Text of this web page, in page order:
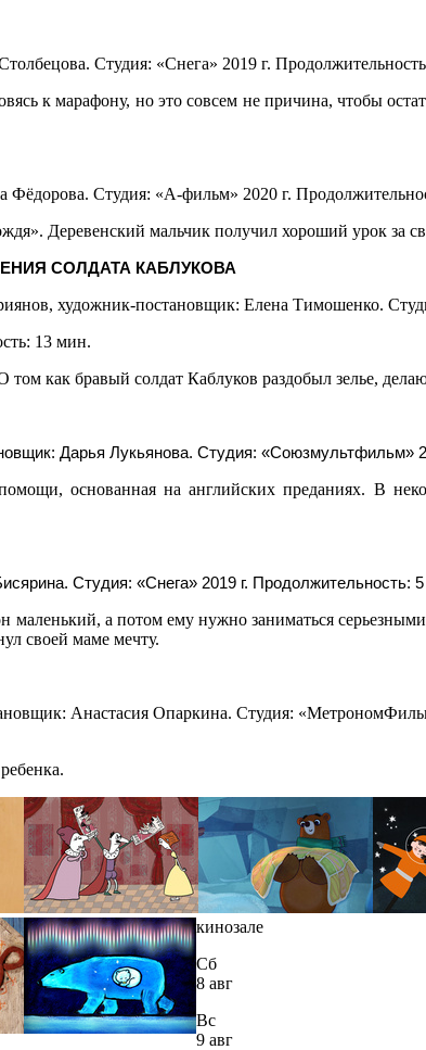
Студия: «Снега» 2019 г.
к марафону, но это совсем не причина, чтобы
Студия: «А-фильм» 2020 г.
Деревенский мальчик получил хороший урок за
СОЛДАТА КАБЛУКОВА
художник-постановщик: Елена Тимошенко.
13 мин.
как бравый солдат Каблуков раздобыл зелье,
Дарья Лукьянова. Студия: «Союзмультфильм»
основанная на английских преданиях. В
Студия: «Снега» 2019 г. Продолжительность:
маленький, а потом ему нужно заниматься
своей маме мечту.
Анастасия Опаркина. Студия:
кинозале
Сб
8 авг
Вс
9 авг